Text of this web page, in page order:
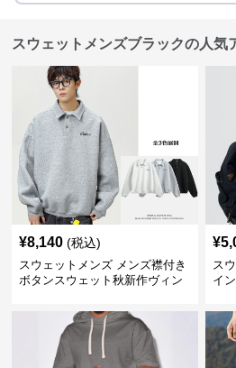
スウェットメンズブラックの人気
¥8,140 (税込)
スウェットメンズ メンズ襟付き
ボタンスウェット秋新作ヴィン
¥
ス
イ